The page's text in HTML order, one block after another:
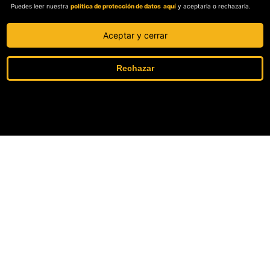
Política de protección de datos personales.
Sobre el secreto profesional y periodístico.
Sobre el derecho de rectificación.
Puedes leer nuestrapolítica de protección de datos aquí y aceptarla o rechazarla.
Aceptar y cerrar
Rechazar